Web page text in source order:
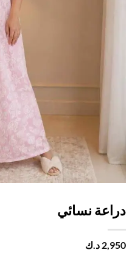
نسائي
د.ك